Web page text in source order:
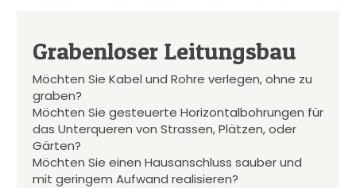
Grabenloser Leitungsbau
Möchten Sie Kabel und Rohre verlegen, ohne zu
graben?
Möchten Sie gesteuerte Horizontalbohrungen für
das Unterqueren von Strassen, Plätzen, oder
Gärten?
Möchten Sie einen Hausanschluss sauber und
mit geringem Aufwand realisieren?